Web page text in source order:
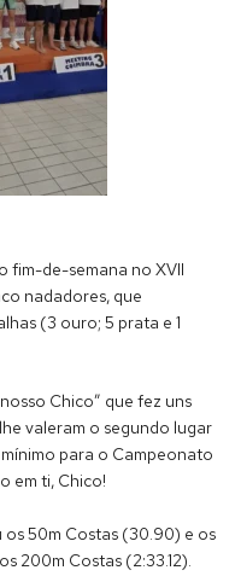
fim-de-semana no XVII
nadadores, que
(3 ouro; 5 prata e 1
Chico” que fez uns
valeram o segundo lugar
para o Campeonato
em ti, Chico!
50m Costas (30.90) e os
200m Costas (2:33.12).